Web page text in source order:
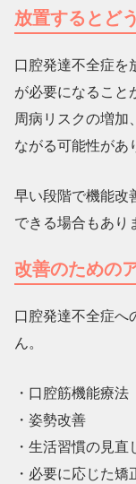
放置するとど
口腔発達不全症を
が必要になること
周病リスクの増加
ながる可能性があ
早い段階で機能改
できる場合もあり
改善のための
口腔発達不全症へ
ん。
・口腔筋機能療法
・姿勢改善
・生活習慣の見直
・必要に応じた矯